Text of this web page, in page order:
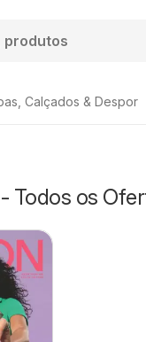
Calçados & Despor
Todos os